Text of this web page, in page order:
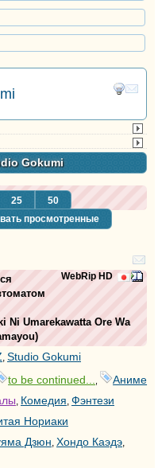
Gokumi
25
50
просмотренные
WebRip HD
Ni Umarekawatta Ore Wa
)
, Studio Gokumi
to be continued...
Аниме
, Комедия, Фэнтези
Нориаки
Дзюн, Хондо Каэдэ,